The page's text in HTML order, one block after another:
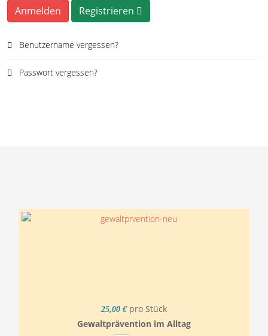
Anmelden Registrieren
Benutzername vergessen?
Passwort vergessen?
25,00 € pro Stück
Gewaltprävention im Alltag